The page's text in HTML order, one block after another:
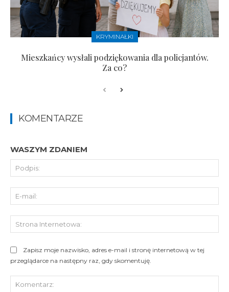
KRYMINAŁKI
Mieszkańcy wysłali podziękowania dla policjantów.
Za co?
KOMENTARZE
WASZYM ZDANIEM
Zapisz moje nazwisko, adres e-mail i stronę internetową w tej
przeglądarce na następny raz, gdy skomentuję.